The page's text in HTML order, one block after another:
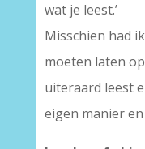
wat je leest.’
Misschien had
moeten laten
uiteraard leest
eigen manier